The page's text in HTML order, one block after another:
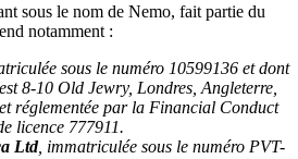
sous le nom de Nemo, fait partie du
notamment :
sous le numéro 10599136 et dont
8-10 Old Jewry, Londres, Angleterre,
réglementée par la Financial Conduct
licence 777911.
Ltd, immatriculée sous le numéro PVT-